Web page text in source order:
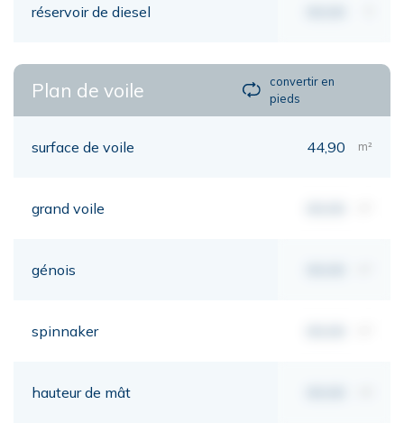
réservoir de diesel
Plan de voile
convertir en
pieds
surface de voile 44,90 m²
grand voile
génois
spinnaker
hauteur de mât